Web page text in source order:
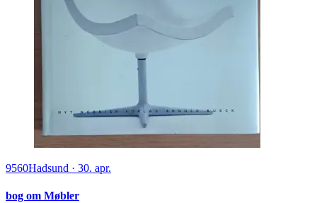
9560Hadsund · 30. apr.
bog om Møbler